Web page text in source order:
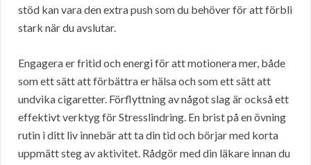
stöd kan vara den extra push som du behöver för att förbli
stark när du avslutar.
Engagera er fritid och energi för att motionera mer, både
som ett sätt att förbättra er hälsa och som ett sätt att
undvika cigaretter. Förflyttning av något slag är också ett
effektivt verktyg för Stresslindring. En brist på en övning
rutin i ditt liv innebär att ta din tid och börjar med korta
uppmätt steg av aktivitet. Rådgör med din läkare innan du